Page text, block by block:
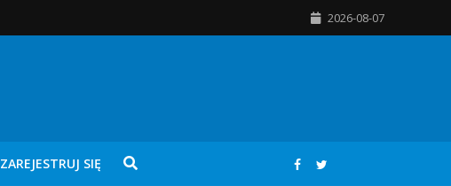
2026-08-07
ZAREJESTRUJ SIĘ